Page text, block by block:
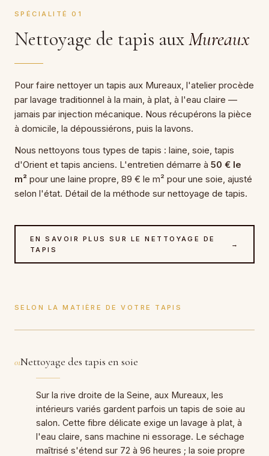
SPÉCIALITÉ 01
Nettoyage de tapis auxMureaux
Pour faire nettoyer un tapis aux Mureaux, l'atelier procède
par lavage traditionnel à la main, à plat, à l'eau claire —
jamais par injection mécanique. Nous récupérons la pièce
à domicile, la dépoussiérons, puis la lavons.
Nous nettoyons tous types de tapis : laine, soie, tapis
d'Orient et tapis anciens. L'entretien démarre à 50 € le
m² pour une laine propre, 89 € le m² pour une soie, ajusté
selon l'état. Détail de la méthode sur nettoyage de tapis.
EN SAVOIR PLUS SUR LE NETTOYAGE DE
TAPIS
→
SELON LA MATIÈRE DE VOTRE TAPIS
01Nettoyage des tapis en soie
Sur la rive droite de la Seine, aux Mureaux, les
intérieurs variés gardent parfois un tapis de soie au
salon. Cette fibre délicate exige un lavage à plat, à
l'eau claire, sans machine ni essorage. Le séchage
maîtrisé s'étend sur 72 à 96 heures ; la soie propre